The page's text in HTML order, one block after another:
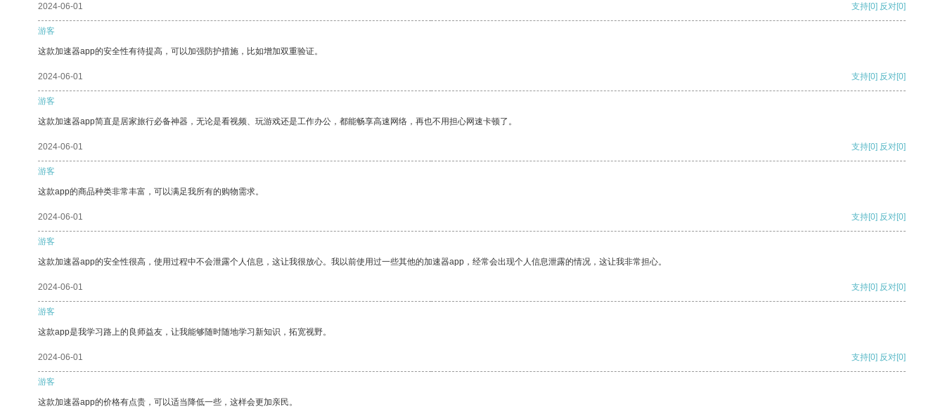
2024-06-01 支持[0] 反对[0]
游客
这款加速器app的安全性有待提高，可以加强防护措施，比如增加双重验证。
2024-06-01 支持[0] 反对[0]
游客
这款加速器app简直是居家旅行必备神器，无论是看视频、玩游戏还是工作办公，都能畅享高速网络，再也不用担心网速卡顿了。
2024-06-01 支持[0] 反对[0]
游客
这款app的商品种类非常丰富，可以满足我所有的购物需求。
2024-06-01 支持[0] 反对[0]
游客
这款加速器app的安全性很高，使用过程中不会泄露个人信息，这让我很放心。我以前使用过一些其他的加速器app，经常会出现个人信息泄露的情况，这让我非常担心。
2024-06-01 支持[0] 反对[0]
游客
这款app是我学习路上的良师益友，让我能够随时随地学习新知识，拓宽视野。
2024-06-01 支持[0] 反对[0]
游客
这款加速器app的价格有点贵，可以适当降低一些，这样会更加亲民。